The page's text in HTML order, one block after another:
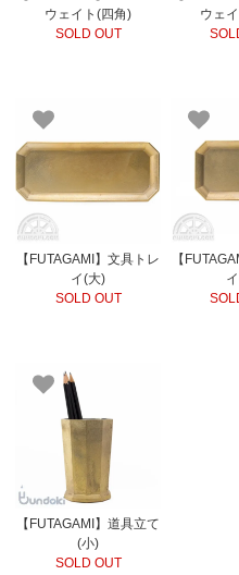
ウェイト(四角)
SOLD OUT
ウェ
【FUTAGAMI】文具トレ
イ(大)
SOLD OUT
【
【FUTAGAMI】道具立て
(小)
SOLD OUT